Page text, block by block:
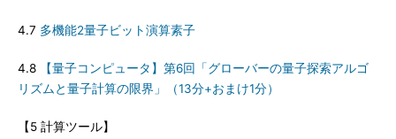
4.7 多機能2量子ビット演算素子
4.8
【量子コンピュータ】第6回「グローバーの量子探索アルゴ
リズムと量子計算の限界」（13分+おまけ1分）
【5 計算ツール】